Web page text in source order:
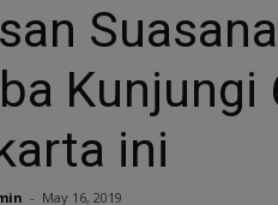
Kunjungi
ini
- May 16, 2019